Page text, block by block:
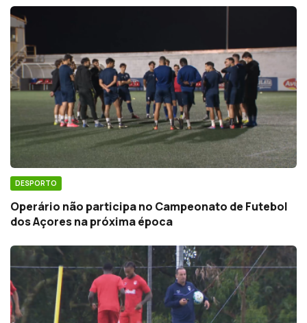
DESPORTO
Operário não participa no Campeonato de Futebol
dos Açores na próxima época